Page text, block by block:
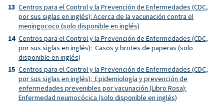
Centros para el Control y la Prevención de Enfermedades (CDC,
por sus siglas en inglés): Acerca de la vacunación contra el
meningococo (solo disponible en inglés)
Centros para el Control y la Prevención de Enfermedades (CDC,
por sus siglas en inglés): Casos y brotes de paperas (solo
disponible en inglés)
Centros para el Control y la Prevención de Enfermedades (CDC,
por sus siglas en inglés): Epidemiología y prevención de
enfermedades prevenibles por vacunación (Libro Rosa):
Enfermedad neumocócica (solo disponible en inglés)